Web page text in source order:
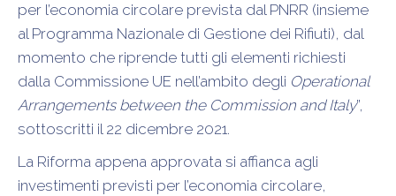
per l’economia circolare prevista dal PNRR (insieme
al Programma Nazionale di Gestione dei Rifiuti), dal
momento che riprende tutti gli elementi richiesti
dalla Commissione UE nell’ambito degli Operational
Arrangements between the Commission and Italy”,
sottoscritti il 22 dicembre 2021.
La Riforma appena approvata si affianca agli
investimenti previsti per l’economia circolare,